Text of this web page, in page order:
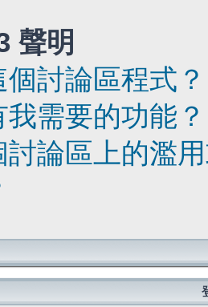
聲明
討論區程式？
需要的功能？
討論區上的濫